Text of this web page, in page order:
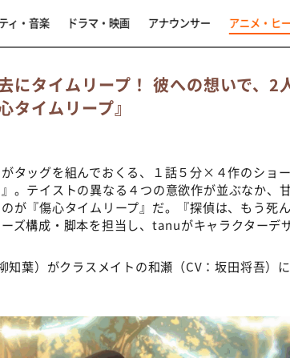
ィ・音楽 ドラマ・映画 アナウンサー アニメ・ヒ
にタイムリープ！ 彼への想いで、2
イムリープ』
タッグを組んでおくる、１話５分×４作のショー
』。テイストの異なる４つの意欲作が並ぶなか、
が『傷心タイムリープ』だ。『探偵は、もう死ん
ズ構成・脚本を担当し、tanuがキャラクターデ
葉）がクラスメイトの和瀬（CV：坂田将吾）に